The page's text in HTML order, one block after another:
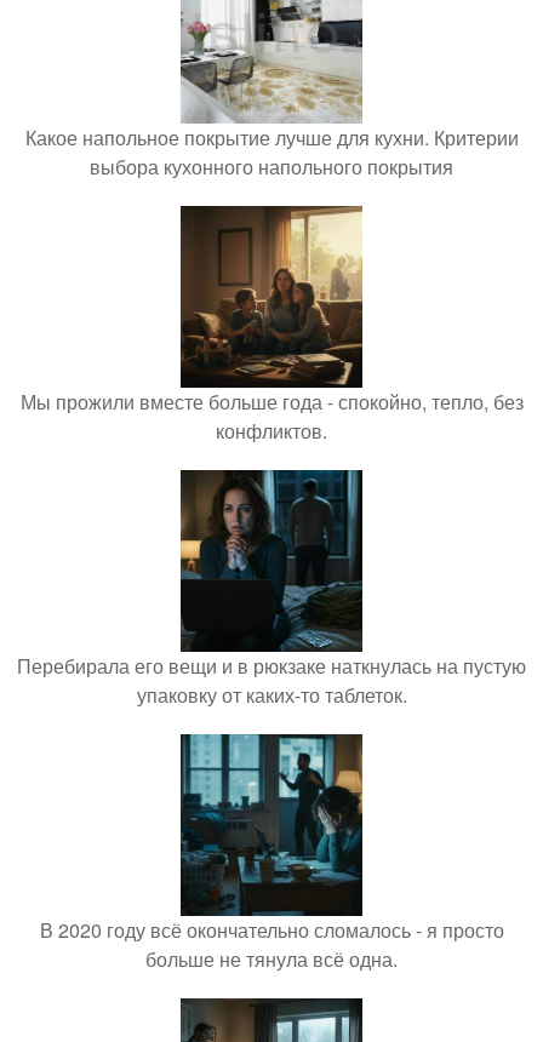
Какое напольное покрытие лучше для кухни. Критерии
выбора кухонного напольного покрытия
Мы прожили вместе больше года - спокойно, тепло, без
конфликтов.
Перебирала его вещи и в рюкзаке наткнулась на пустую
упаковку от каких-то таблеток.
В 2020 году всё окончательно сломалось - я просто
больше не тянула всё одна.